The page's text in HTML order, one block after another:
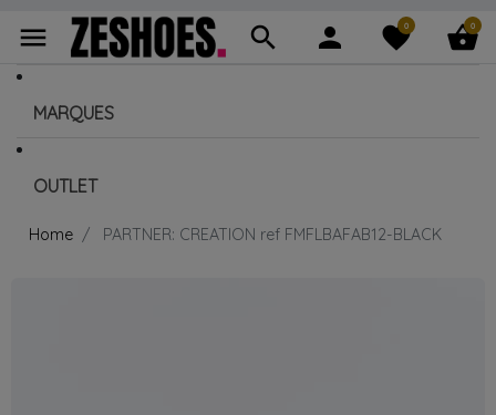
menu search person favorite
0 shopping_basket
0
MARQUES
OUTLET
Home PARTNER: CREATION ref FMFLBAFAB12-BLACK